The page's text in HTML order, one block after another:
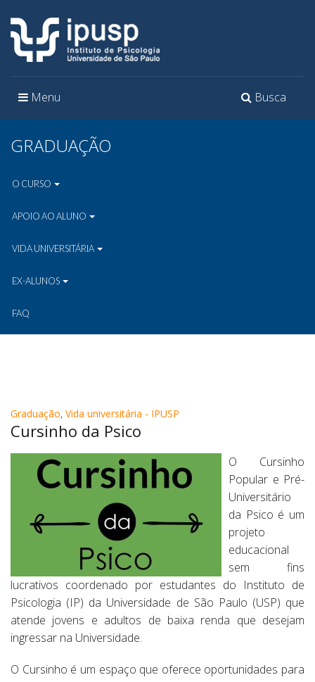
Toggle
Busca
Toggle
Menu
GRADUAÇÃO
O CURSO
APOIO AO ALUNO
VIDA UNIVERSITÁRIA
EX-ALUNOS
FAQ
Graduação, Vida universitária - IPUSP
Cursinho da Psico
O Cursinho
Popular e Pré-
Universitário
da Psico é um
projeto
educacional
sem fins
lucrativos coordenado por estudantes do Instituto de
Psicologia (IP) da Universidade de São Paulo (USP) que
atende jovens e adultos de baixa renda que desejam
ingressar na Universidade.
O Cursinho é um espaço que oferece oportunidades para